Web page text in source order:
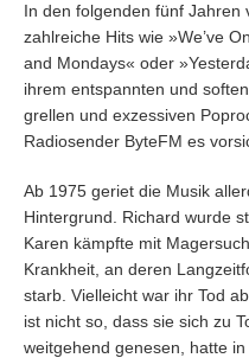
In den folgenden fünf Jahren
zahlreiche Hits wie »We’ve
and Mondays« oder
ihrem entspannten und
grellen und exzessiven
Radiosender ByteFM es
Ab 1975 geriet die Musik
Hintergrund. Richard wurde
Karen kämpfte mit
Krankheit, an deren
starb. Vielleicht war ihr Tod
ist nicht so, dass sie sich zu
weitgehend genesen, hatte